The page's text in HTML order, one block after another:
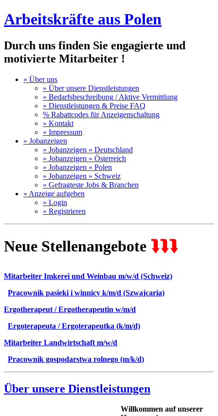
Arbeitskräfte aus Polen
Durch uns finden Sie engagierte und
motivierte Mitarbeiter !
» Über uns
» Über unsere Dienstleistungen
» Bedarfsbeschreibung / Aktive Vermittlung
» Dienstleistungen & Preise FAQ
% Rabattcodes für Anzeigenschaltung
» Kontakt
» Impressum
» Jobanzeigen
» Jobanzeigen » Deutschland
» Jobanzeigen » Österreich
» Jobanzeigen » Polen
» Jobanzeigen » Schweiz
» Gefragteste Jobs & Branchen
» Anzeige aufgeben
» Login
» Registrieren
Neue Stellenangebote ⮯⮯⮯
Mitarbeiter Imkerei und Weinbau m/w/d (Schweiz)
Pracownik pasieki i winnicy k/m/d (Szwajcaria)
Ergotherapeut / Ergotherapeutin w/m/d
Ergoterapeuta / Ergoterapeutka (k/m/d)
Mitarbeiter Landwirtschaft m/w/d
Pracownik gospodarstwa rolnego (m/k/d)
Über unsere Dienstleistungen
Willkommen auf unserer